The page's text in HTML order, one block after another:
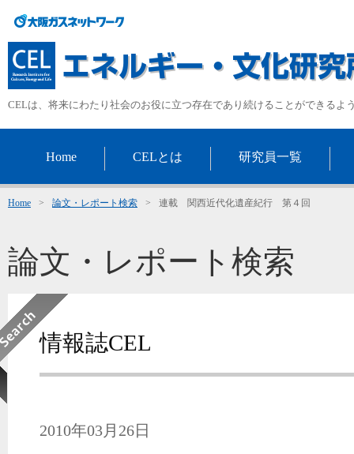
CELは、将来にわたり社会のお役に立つ存在であり続けることができるよ
Home CELとは 研究員一覧
Home > 論文・レポート検索 > 連載 関西近代化遺産紀行 第４回
論文・レポート検索
情報誌CEL
2010年03月26日